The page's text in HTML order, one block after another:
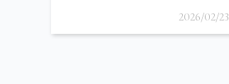
2026/02/23